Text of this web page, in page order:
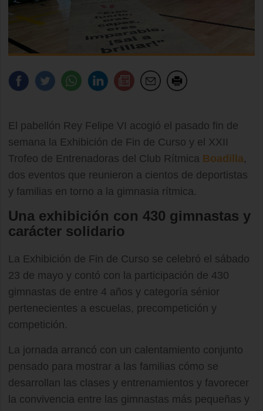
El pabellón Rey Felipe VI acogió el pasado fin de
semana la Exhibición de Fin de Curso y el XXII
Trofeo de Entrenadoras del Club Rítmica Boadilla,
dos eventos que reunieron a cientos de deportistas
y familias en torno a la gimnasia rítmica.
Una exhibición con 430 gimnastas y
carácter solidario
La Exhibición de Fin de Curso se celebró el sábado
23 de mayo y contó con la participación de 430
gimnastas de entre 4 años y categoría sénior
pertenecientes a escuelas, precompetición y
competición.
La jornada arrancó con un calentamiento conjunto
pensado para mostrar a las familias cómo se
desarrollan las clases y entrenamientos y favorecer
la convivencia entre las gimnastas más pequeñas y